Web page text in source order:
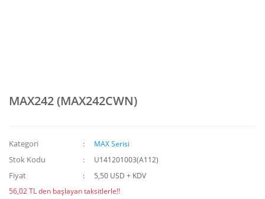
MAX242 (MAX242CWN)
Kategori MAX Serisi
Stok Kodu U141201003(A112)
Fiyat
5,50 USD + KDV
56,02 TL den başlayan taksitlerle!!